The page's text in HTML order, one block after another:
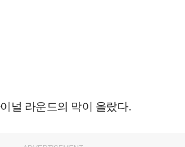
이널 라운드의 막이 올랐다.